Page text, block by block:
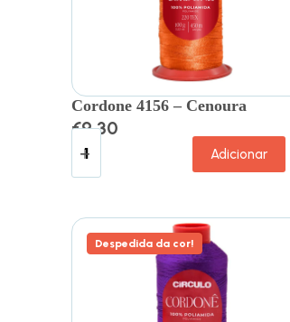
Cordone 4156 – Cenoura
€9.30
Adicionar
Despedida da cor!